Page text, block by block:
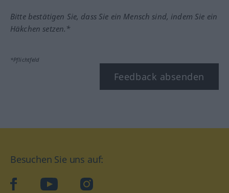
Bitte bestätigen Sie, dass Sie ein Mensch sind, indem Sie ein
Häkchen setzen.*
*Pflichtfeld
Feedback absenden
Besuchen Sie uns auf:
facebookYouTube Instagram